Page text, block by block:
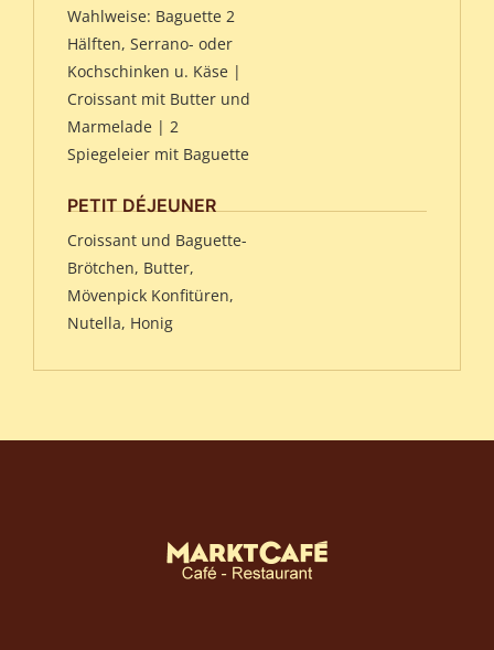
Wahlweise: Baguette 2
Hälften, Serrano- oder
Kochschinken u. Käse |
Croissant mit Butter und
Marmelade | 2
Spiegeleier mit Baguette
PETIT DÉJEUNER
Croissant und Baguette-
Brötchen, Butter,
Mövenpick Konfitüren,
Nutella, Honig